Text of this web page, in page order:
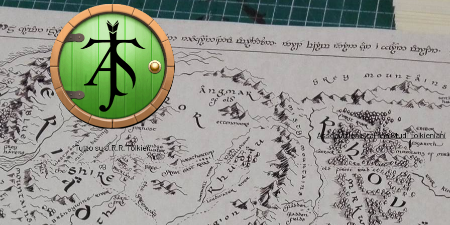
Associazione Italiana Studi Tolkieniani
Tutto su J.R.R. Tolkien